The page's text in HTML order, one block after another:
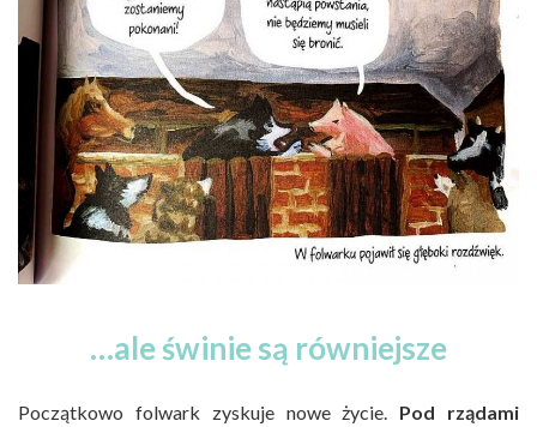
…ale świnie są równiejsze
Początkowo folwark zyskuje nowe życie. Pod rządami